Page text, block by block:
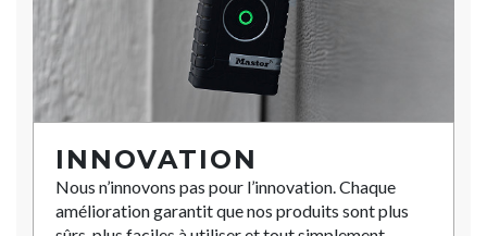
INNOVATION
Nous n’innovons pas pour l’innovation. Chaque
amélioration garantit que nos produits sont plus